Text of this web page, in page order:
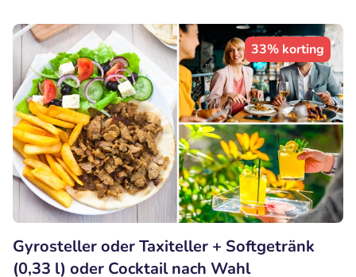
33% korting
Gyrosteller oder Taxiteller + Softgetränk
(0,33 l) oder Cocktail nach Wahl